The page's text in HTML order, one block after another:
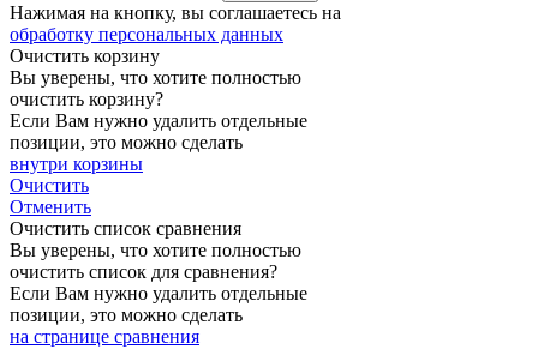
Нажимая на кнопку, вы соглашаетесь на
обработку персональных данных
Очистить корзину
Вы уверены, что хотите полностью
очистить корзину?
Если Вам нужно удалить отдельные
позиции, это можно сделать
внутри корзины
Очистить
Отменить
Очистить список сравнения
Вы уверены, что хотите полностью
очистить список для сравнения?
Если Вам нужно удалить отдельные
позиции, это можно сделать
на странице сравнения